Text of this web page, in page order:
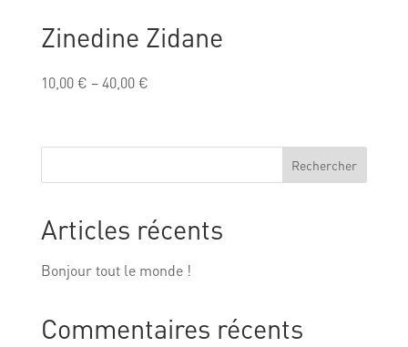
Zinedine Zidane
10,00€ –40,00€
Rechercher
Articles récents
Bonjour tout le monde !
Commentaires récents